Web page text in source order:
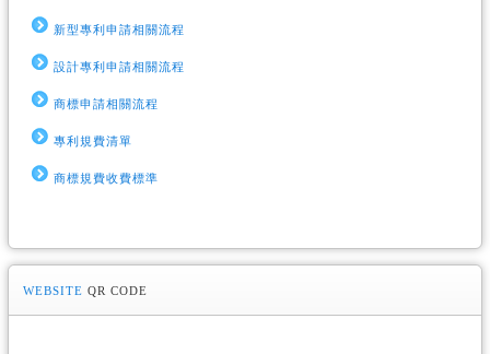
新型專利申請相關流程
設計專利申請相關流程
商標申請相關流程
專利規費清單
商標規費收費標準
WEBSITE QR CODE